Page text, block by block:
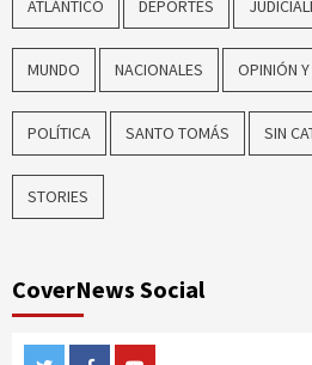
ATLÁNTICO DEPORTES
MUNDO NACIONALES OPINIÓN
POLÍTICA SANTO TOMÁS SIN
STORIES
CoverNews Social